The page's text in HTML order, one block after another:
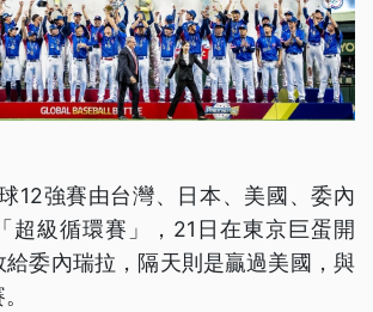
12強賽由台灣、日本、美國、委內
超級循環賽」，21日在東京巨蛋開
委內瑞拉，隔天則是贏過美國，與